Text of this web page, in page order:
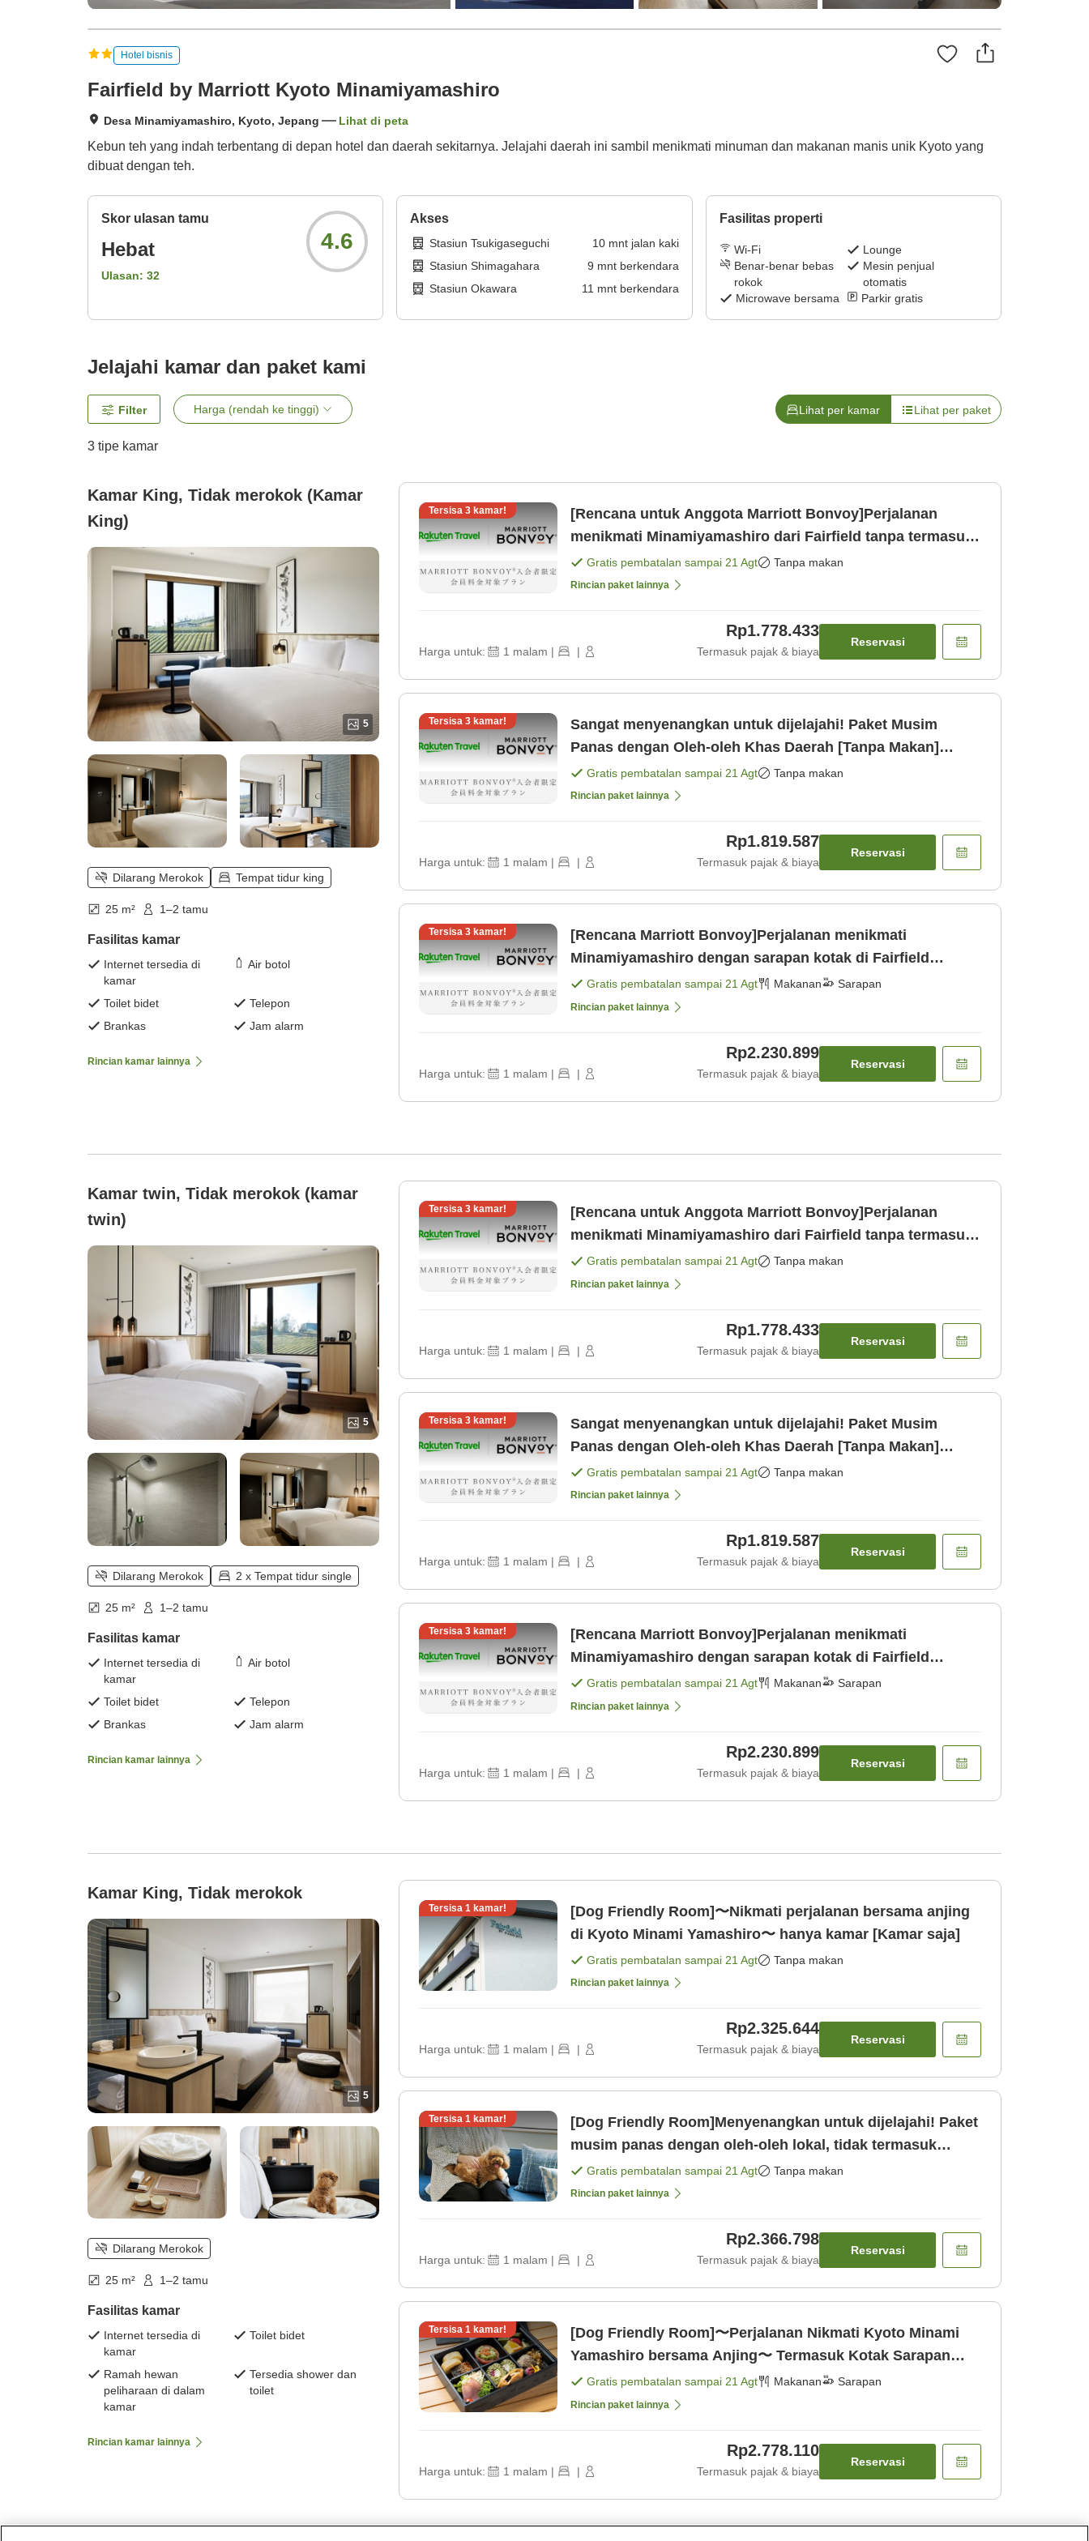
Hotel bisnis
Fairfield by Marriott Kyoto Minamiyamashiro
Desa Minamiyamashiro, Kyoto, Jepang Lihat di peta
Kebun teh yang indah terbentang di depan hotel dan daerah sekitarnya. Jelajahi daerah ini sambil menikmati minuman dan makanan manis unik Kyoto yang
dibuat dengan teh.
Skor ulasan tamu
Hebat
Ulasan: 32
4.6
Akses
Stasiun Tsukigaseguchi 10mnt jalan kaki
Stasiun Shimagahara
9 mnt berkendara
Stasiun Okawara
11 mnt berkendara
Fasilitas properti
Wi-Fi
Lounge
Benar-benar bebas
rokok
Mesin penjual
otomatis
Microwave bersama
Parkir gratis
Jelajahi kamar dan paket kami
Filter Harga (rendah ke tinggi) Lihat per kamar Lihat per paket
3 tipe kamar
Kamar King, Tidak merokok (Kamar
King)
5
Dilarang Merokok Tempat tidur king
25 m² 1–2 tamu
Fasilitas kamar
Internet tersedia di
kamar
Air botol
Toilet bidet
Telepon
Brankas
Jam alarm
Rincian kamar lainnya
Tersisa 3 kamar!
[Rencana untuk Anggota Marriott Bonvoy]Perjalanan
menikmati Minamiyamashiro dari Fairfield tanpa termasuk
makan. [Kamar saja]
Gratis pembatalan sampai 21 Agt Tanpa makan
Rincian paket lainnya
Harga untuk: 1 malam | |
Rp1.778.433
Termasuk pajak & biaya
Reservasi
Tersisa 3 kamar!
Sangat menyenangkan untuk dijelajahi! Paket Musim
Panas dengan Oleh-oleh Khas Daerah [Tanpa Makan]
[Kamar saja]
Gratis pembatalan sampai 21 Agt Tanpa makan
Rincian paket lainnya
Harga untuk: 1 malam | |
Rp1.819.587
Termasuk pajak & biaya
Reservasi
Tersisa 3 kamar!
[Rencana Marriott Bonvoy]Perjalanan menikmati
Minamiyamashiro dengan sarapan kotak di Fairfield
sebagai pusatnya [Sarapan]
Gratis pembatalan sampai 21 Agt Makanan Sarapan
Rincian paket lainnya
Harga untuk: 1 malam | |
Rp2.230.899
Termasuk pajak & biaya
Reservasi
Kamar twin, Tidak merokok (kamar
twin)
5
Dilarang Merokok 2 x Tempat tidur single
25 m² 1–2 tamu
Fasilitas kamar
Internet tersedia di
kamar
Air botol
Toilet bidet
Telepon
Brankas
Jam alarm
Rincian kamar lainnya
Tersisa 3 kamar!
[Rencana untuk Anggota Marriott Bonvoy]Perjalanan
menikmati Minamiyamashiro dari Fairfield tanpa termasuk
makan. [Kamar saja]
Gratis pembatalan sampai 21 Agt Tanpa makan
Rincian paket lainnya
Harga untuk: 1 malam | |
Rp1.778.433
Termasuk pajak & biaya
Reservasi
Tersisa 3 kamar!
Sangat menyenangkan untuk dijelajahi! Paket Musim
Panas dengan Oleh-oleh Khas Daerah [Tanpa Makan]
[Kamar saja]
Gratis pembatalan sampai 21 Agt Tanpa makan
Rincian paket lainnya
Harga untuk: 1 malam | |
Rp1.819.587
Termasuk pajak & biaya
Reservasi
Tersisa 3 kamar!
[Rencana Marriott Bonvoy]Perjalanan menikmati
Minamiyamashiro dengan sarapan kotak di Fairfield
sebagai pusatnya [Sarapan]
Gratis pembatalan sampai 21 Agt Makanan Sarapan
Rincian paket lainnya
Harga untuk: 1 malam | |
Rp2.230.899
Termasuk pajak & biaya
Reservasi
Kamar King, Tidak merokok
5
Dilarang Merokok
25 m² 1–2 tamu
Fasilitas kamar
Internet tersedia di
kamar
Toilet bidet
Ramah hewan
peliharaan di dalam
kamar
Tersedia shower dan
toilet
Rincian kamar lainnya
Tersisa 1 kamar!
[Dog Friendly Room]〜Nikmati perjalanan bersama anjing
di Kyoto Minami Yamashiro〜 hanya kamar [Kamar saja]
Gratis pembatalan sampai 21 Agt Tanpa makan
Rincian paket lainnya
Harga untuk: 1 malam | |
Rp2.325.644
Termasuk pajak & biaya
Reservasi
Tersisa 1 kamar!
[Dog Friendly Room]Menyenangkan untuk dijelajahi! Paket
musim panas dengan oleh-oleh lokal, tidak termasuk
makanan [Kamar saja]
Gratis pembatalan sampai 21 Agt Tanpa makan
Rincian paket lainnya
Harga untuk: 1 malam | |
Rp2.366.798
Termasuk pajak & biaya
Reservasi
Tersisa 1 kamar!
[Dog Friendly Room]〜Perjalanan Nikmati Kyoto Minami
Yamashiro bersama Anjing〜 Termasuk Kotak Sarapan
[Sarapan]
Gratis pembatalan sampai 21 Agt Makanan Sarapan
Rincian paket lainnya
Harga untuk: 1 malam | |
Rp2.778.110
Termasuk pajak & biaya
Reservasi